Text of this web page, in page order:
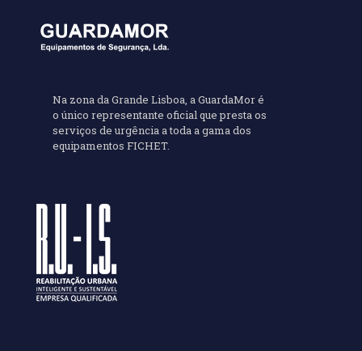
Na zona da Grande Lisboa, a GuardaMor é
o único representante oficial que presta os
serviços de urgência a toda a gama dos
equipamentos FICHET.